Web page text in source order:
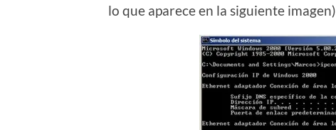
lo que aparece en la siguiente imagen).